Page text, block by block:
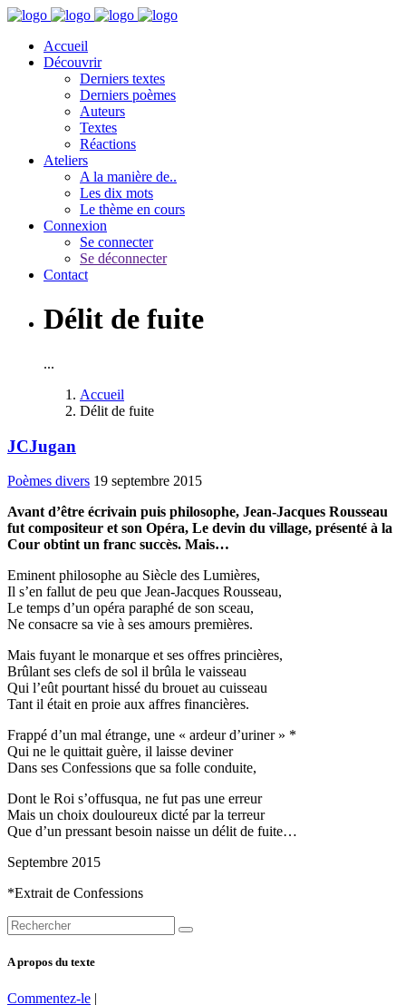
Accueil
Découvrir
Derniers textes
Derniers poèmes
Auteurs
Textes
Réactions
Ateliers
A la manière de..
Les dix mots
Le thème en cours
Connexion
Se connecter
Se déconnecter
Contact
Délit de fuite
...
Accueil
Délit de fuite
JCJugan
Poèmes divers 19 septembre 2015
Avant d’être écrivain puis philosophe, Jean-Jacques Rousseau
fut compositeur et son Opéra, Le devin du village, présenté à la
Cour obtint un franc succès. Mais…
Eminent philosophe au Siècle des Lumières,
Il s’en fallut de peu que Jean-Jacques Rousseau,
Le temps d’un opéra paraphé de son sceau,
Ne consacre sa vie à ses amours premières.
Mais fuyant le monarque et ses offres princières,
Brûlant ses clefs de sol il brûla le vaisseau
Qui l’eût pourtant hissé du brouet au cuisseau
Tant il était en proie aux affres financières.
Frappé d’un mal étrange, une « ardeur d’uriner » *
Qui ne le quittait guère, il laisse deviner
Dans ses Confessions que sa folle conduite,
Dont le Roi s’offusqua, ne fut pas une erreur
Mais un choix douloureux dicté par la terreur
Que d’un pressant besoin naisse un délit de fuite…
Septembre 2015
*Extrait de Confessions
A propos du texte
Commentez-le |